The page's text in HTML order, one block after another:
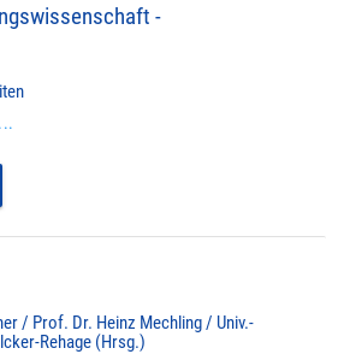
-
/ Prof. Dr. Heinz Mechling / Univ.-
Rehage (Hrsg.)